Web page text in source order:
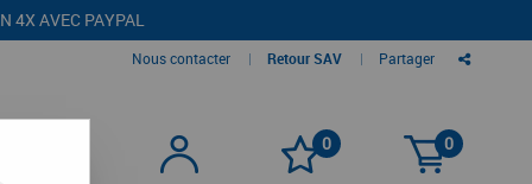
4X AVEC PAYPAL
Nous contacter | Retour SAV | Partager
0 0